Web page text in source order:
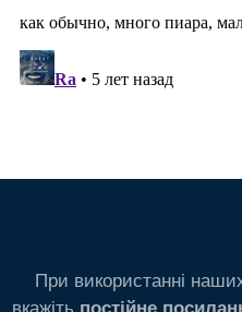
При використанні
вкажіть постійне